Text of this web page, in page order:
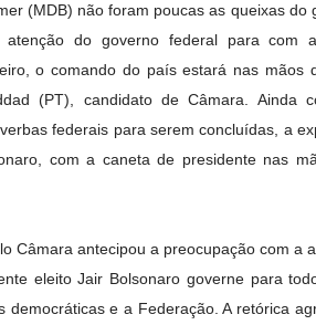
(MDB) não foram poucas as queixas do
do governo federal para com
o comando do país estará nas mãos
(PT), candidato de Câmara. Ainda
federais para serem concluídas, a
com a caneta de presidente nas
Câmara antecipou a preocupação com a
eleito Jair Bolsonaro governe para
democráticas e a Federação. A retórica